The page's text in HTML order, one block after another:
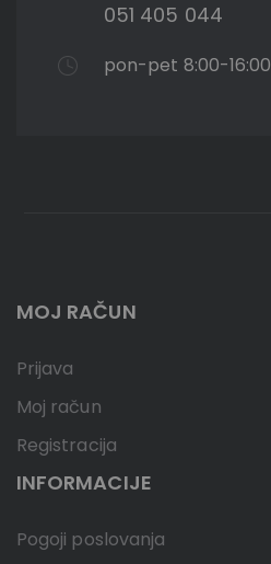
051 405 044
pon-pet 8:00-16:00
MOJ RAČUN
Prijava
Moj račun
Registracija
INFORMACIJE
Pogoji poslovanja